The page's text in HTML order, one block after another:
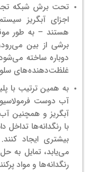
تحت برش شبکه
اجزای آبگریز
هستند – به طور
برشی از بین
دوباره ساخته
غلظت‌دهنده‌های
به همین ترتیب با
آب دوست
آبگریز و همچنین
با رنگدانه‌ها
بیشتری ایجاد
می‌یابد، تمایل به
رنگدانه‌ها و مواد